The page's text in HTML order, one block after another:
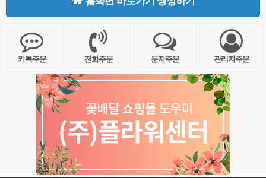
카톡주문 전화주문 문자주문 관리자주문